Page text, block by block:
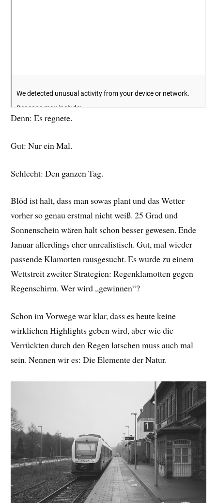
Denn: Es regnete.
Gut: Nur ein Mal.
Schlecht: Den ganzen Tag.
Blöd ist halt, dass man sowas plant und das Wetter
vorher so genau erstmal nicht weiß. 25 Grad und
Sonnenschein wären halt schon besser gewesen. Ende
Januar allerdings eher unrealistisch. Gut, mal wieder
passende Klamotten rausgesucht. Es wurde zu einem
Wettstreit zweiter Strategien: Regenklamotten gegen
Regenschirm. Wer wird „gewinnen“?
Schon im Vorwege war klar, dass es heute keine
wirklichen Highlights geben wird, aber wie die
Verrückten durch den Regen latschen muss auch mal
sein. Nennen wir es: Die Elemente der Natur.